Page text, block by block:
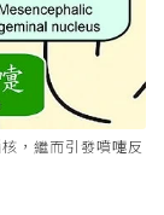
，繼而引發噴嚏反